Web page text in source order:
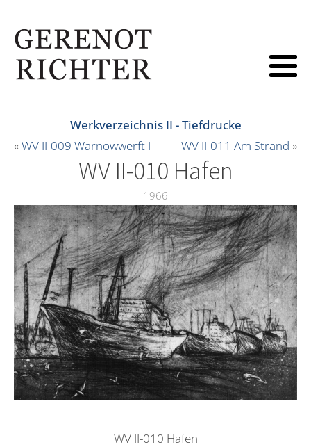
Werkverzeichnis II - Tiefdrucke
«WV II-009 Warnowwerft I WV II-011 Am Strand »
WV II-010 Hafen
1966
WV II-010 Hafen